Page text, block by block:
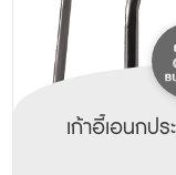
เก้าอี้เอนกป